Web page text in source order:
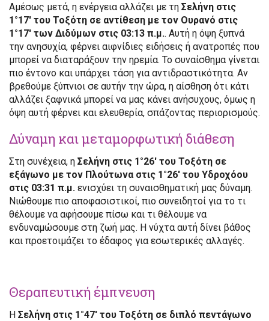
Αμέσως μετά, η ενέργεια αλλάζει με τη Σελήνη στις
1°17′ του Τοξότη σε αντίθεση με τον Ουρανό στις
1°17′ των Διδύμων στις 03:13 π.μ.. Αυτή η όψη ξυπνά
την ανησυχία, φέρνει αιφνίδιες ειδήσεις ή ανατροπές που
μπορεί να διαταράξουν την ηρεμία. Το συναίσθημα γίνεται
πιο έντονο και υπάρχει τάση για αντιδραστικότητα. Αν
βρεθούμε ξύπνιοι σε αυτήν την ώρα, η αίσθηση ότι κάτι
αλλάζει ξαφνικά μπορεί να μας κάνει ανήσυχους, όμως η
όψη αυτή φέρνει και ελευθερία, σπάζοντας περιορισμούς.
Δύναμη και μεταμορφωτική διάθεση
Στη συνέχεια, η Σελήνη στις 1°26′ του Τοξότη σε
εξάγωνο με τον Πλούτωνα στις 1°26′ του Υδροχόου
στις 03:31 π.μ. ενισχύει τη συναισθηματική μας δύναμη.
Νιώθουμε πιο αποφασιστικοί, πιο συνειδητοί για το τι
θέλουμε να αφήσουμε πίσω και τι θέλουμε να
ενδυναμώσουμε στη ζωή μας. Η νύχτα αυτή δίνει βάθος
και προετοιμάζει το έδαφος για εσωτερικές αλλαγές.
Θεραπευτική έμπνευση
Η Σελήνη στις 1°47′ του Τοξότη σε διπλό πεντάγωνο